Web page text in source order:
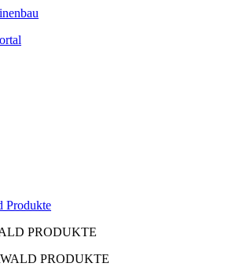
Produkte
PRODUKTE